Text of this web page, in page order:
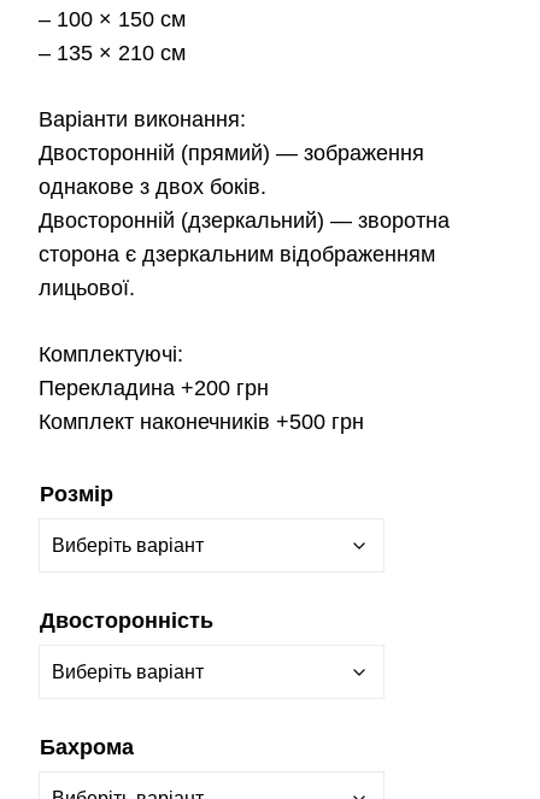
– 100 × 150 см
– 135 × 210 см
Варіанти виконання:
Двосторонній (прямий) — зображення
однакове з двох боків.
Двосторонній (дзеркальний) — зворотна
сторона є дзеркальним відображенням
лицьової.
Комплектуючі:
Перекладина +200 грн
Комплект наконечників +500 грн
Розмір
Двосторонність
Бахрома